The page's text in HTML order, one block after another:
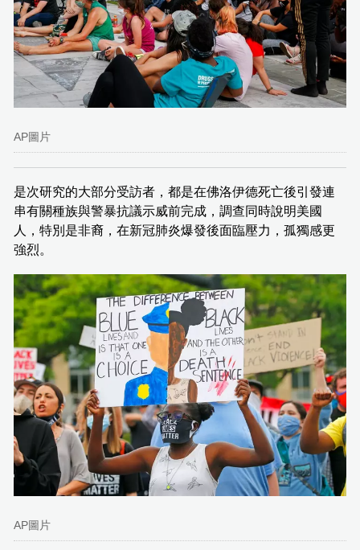
AP圖片
是次研究的大部分受訪者，都是在佛洛伊德死亡後引發連
串有關種族與警暴抗議示威前完成，調查同時說明美國
人，特別是非裔，在新冠肺炎爆發後面臨壓力，孤獨感更
強烈。
AP圖片